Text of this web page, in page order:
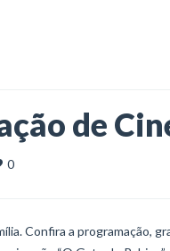
de
0
Confira a programação,